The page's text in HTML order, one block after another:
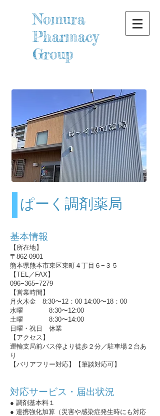
Nomura
Pharmacy
Group
​ぱーく調剤薬局
基本情報
【所在地】
〒862-0901
熊本県熊本市東区東町４丁目６−３５
【TEL／FAX】
096−365−7279
【営業時間】
月火木金 8:30〜12：00 14:00〜18：00
水曜 8:30〜12:00
土曜 8:30〜14:00
日曜・祝日 休業
【アクセス】
運輸支局前バス停より徒歩２分／駐車場２台あ
り
【バリアフリー対応】【筆談対応可】
対応サービス・届出状況
● 調剤基本料１
● 連携強化加算（災害や感染症発生時にも対応